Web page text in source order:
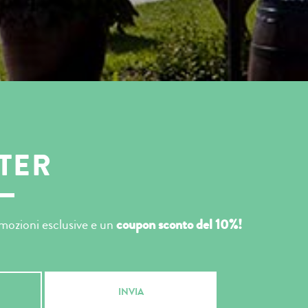
esclusive e uncoupon sconto del 10%!
INVIA